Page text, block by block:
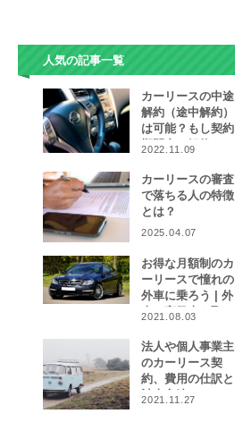
人気の記事一覧
カーリースの中途
解約（途中解約）
は可能？もし契約
期間中に解約をし
なったら…
2022.11.09
カーリースの審査
で落ちる人の特徴
とは？
2025.04.07
お得な月額制のカ
ーリースで憧れの
外車に乗ろう | 外
車や高級車を取り
者をご紹介！
2021.08.03
法人や個人事業主
のカーリース契
約、費用の仕訳と
計上方法は？
2021.11.27